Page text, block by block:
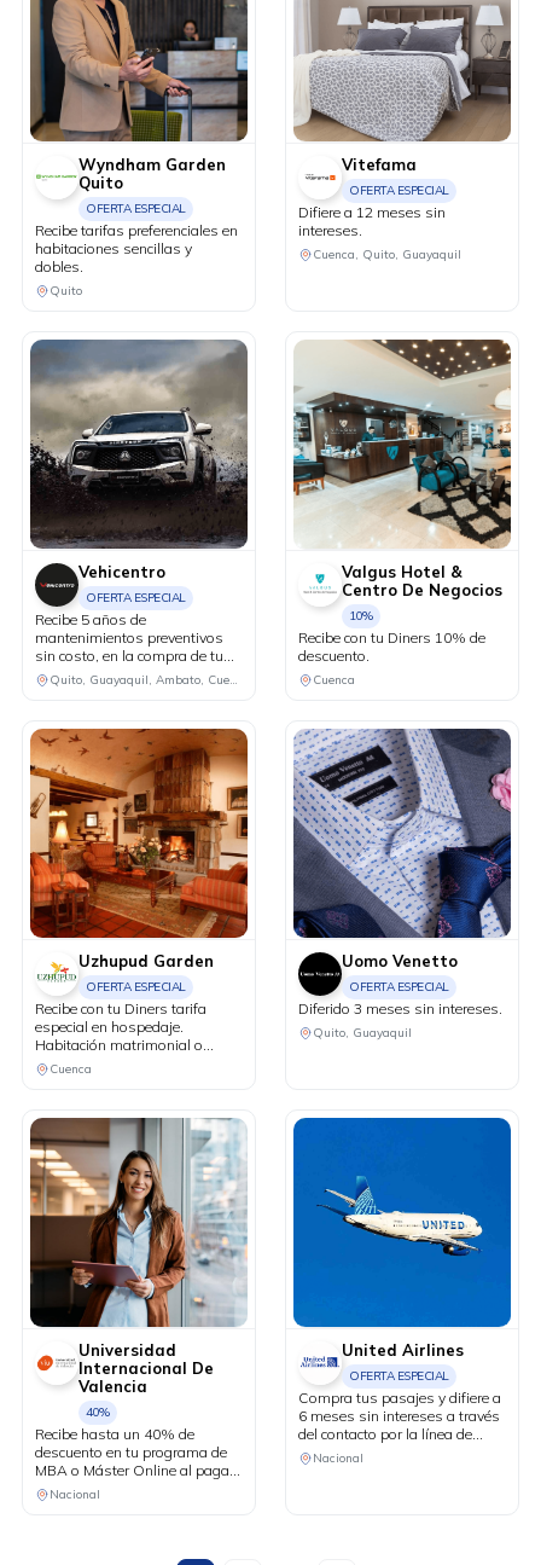
Wyndham Garden
Quito
OFERTA ESPECIAL
Recibe tarifas preferenciales en
habitaciones sencillas y
dobles.
Quito
Vitefama
OFERTA ESPECIAL
Difiere a 12 meses sin
intereses.
Cuenca, Quito, Guayaquil
Vehicentro
OFERTA ESPECIAL
Recibe 5 años de
mantenimientos preventivos
sin costo, en la compra de tu
Lynk&Co modelo 02.
Quito, Guayaquil, Ambato, Cuenca
Valgus Hotel &
Centro De Negocios
10%
Recibe con tu Diners 10% de
descuento.
Cuenca
Uzhupud Garden
OFERTA ESPECIAL
Recibe con tu Diners tarifa
especial en hospedaje.
Habitación matrimonial o
doble, más 2 niños de hasta 4
años por $85 incluye desayuno
años valor adicional de $15 y
de 12 años en adelante valor
adicional de $25.
Cuenca
Uomo Venetto
OFERTA ESPECIAL
Diferido 3 meses sin intereses.
Quito, Guayaquil
Universidad
Internacional De
Valencia
40%
Recibe hasta un 40% de
descuento en tu programa de
MBA o Máster Online al pagar
con tus tarjetas Diners Club.
Nacional
United Airlines
OFERTA ESPECIAL
Compra tus pasajes y difiere a
6 meses sin intereses a través
del contacto por la línea de
Whastapp.
Nacional